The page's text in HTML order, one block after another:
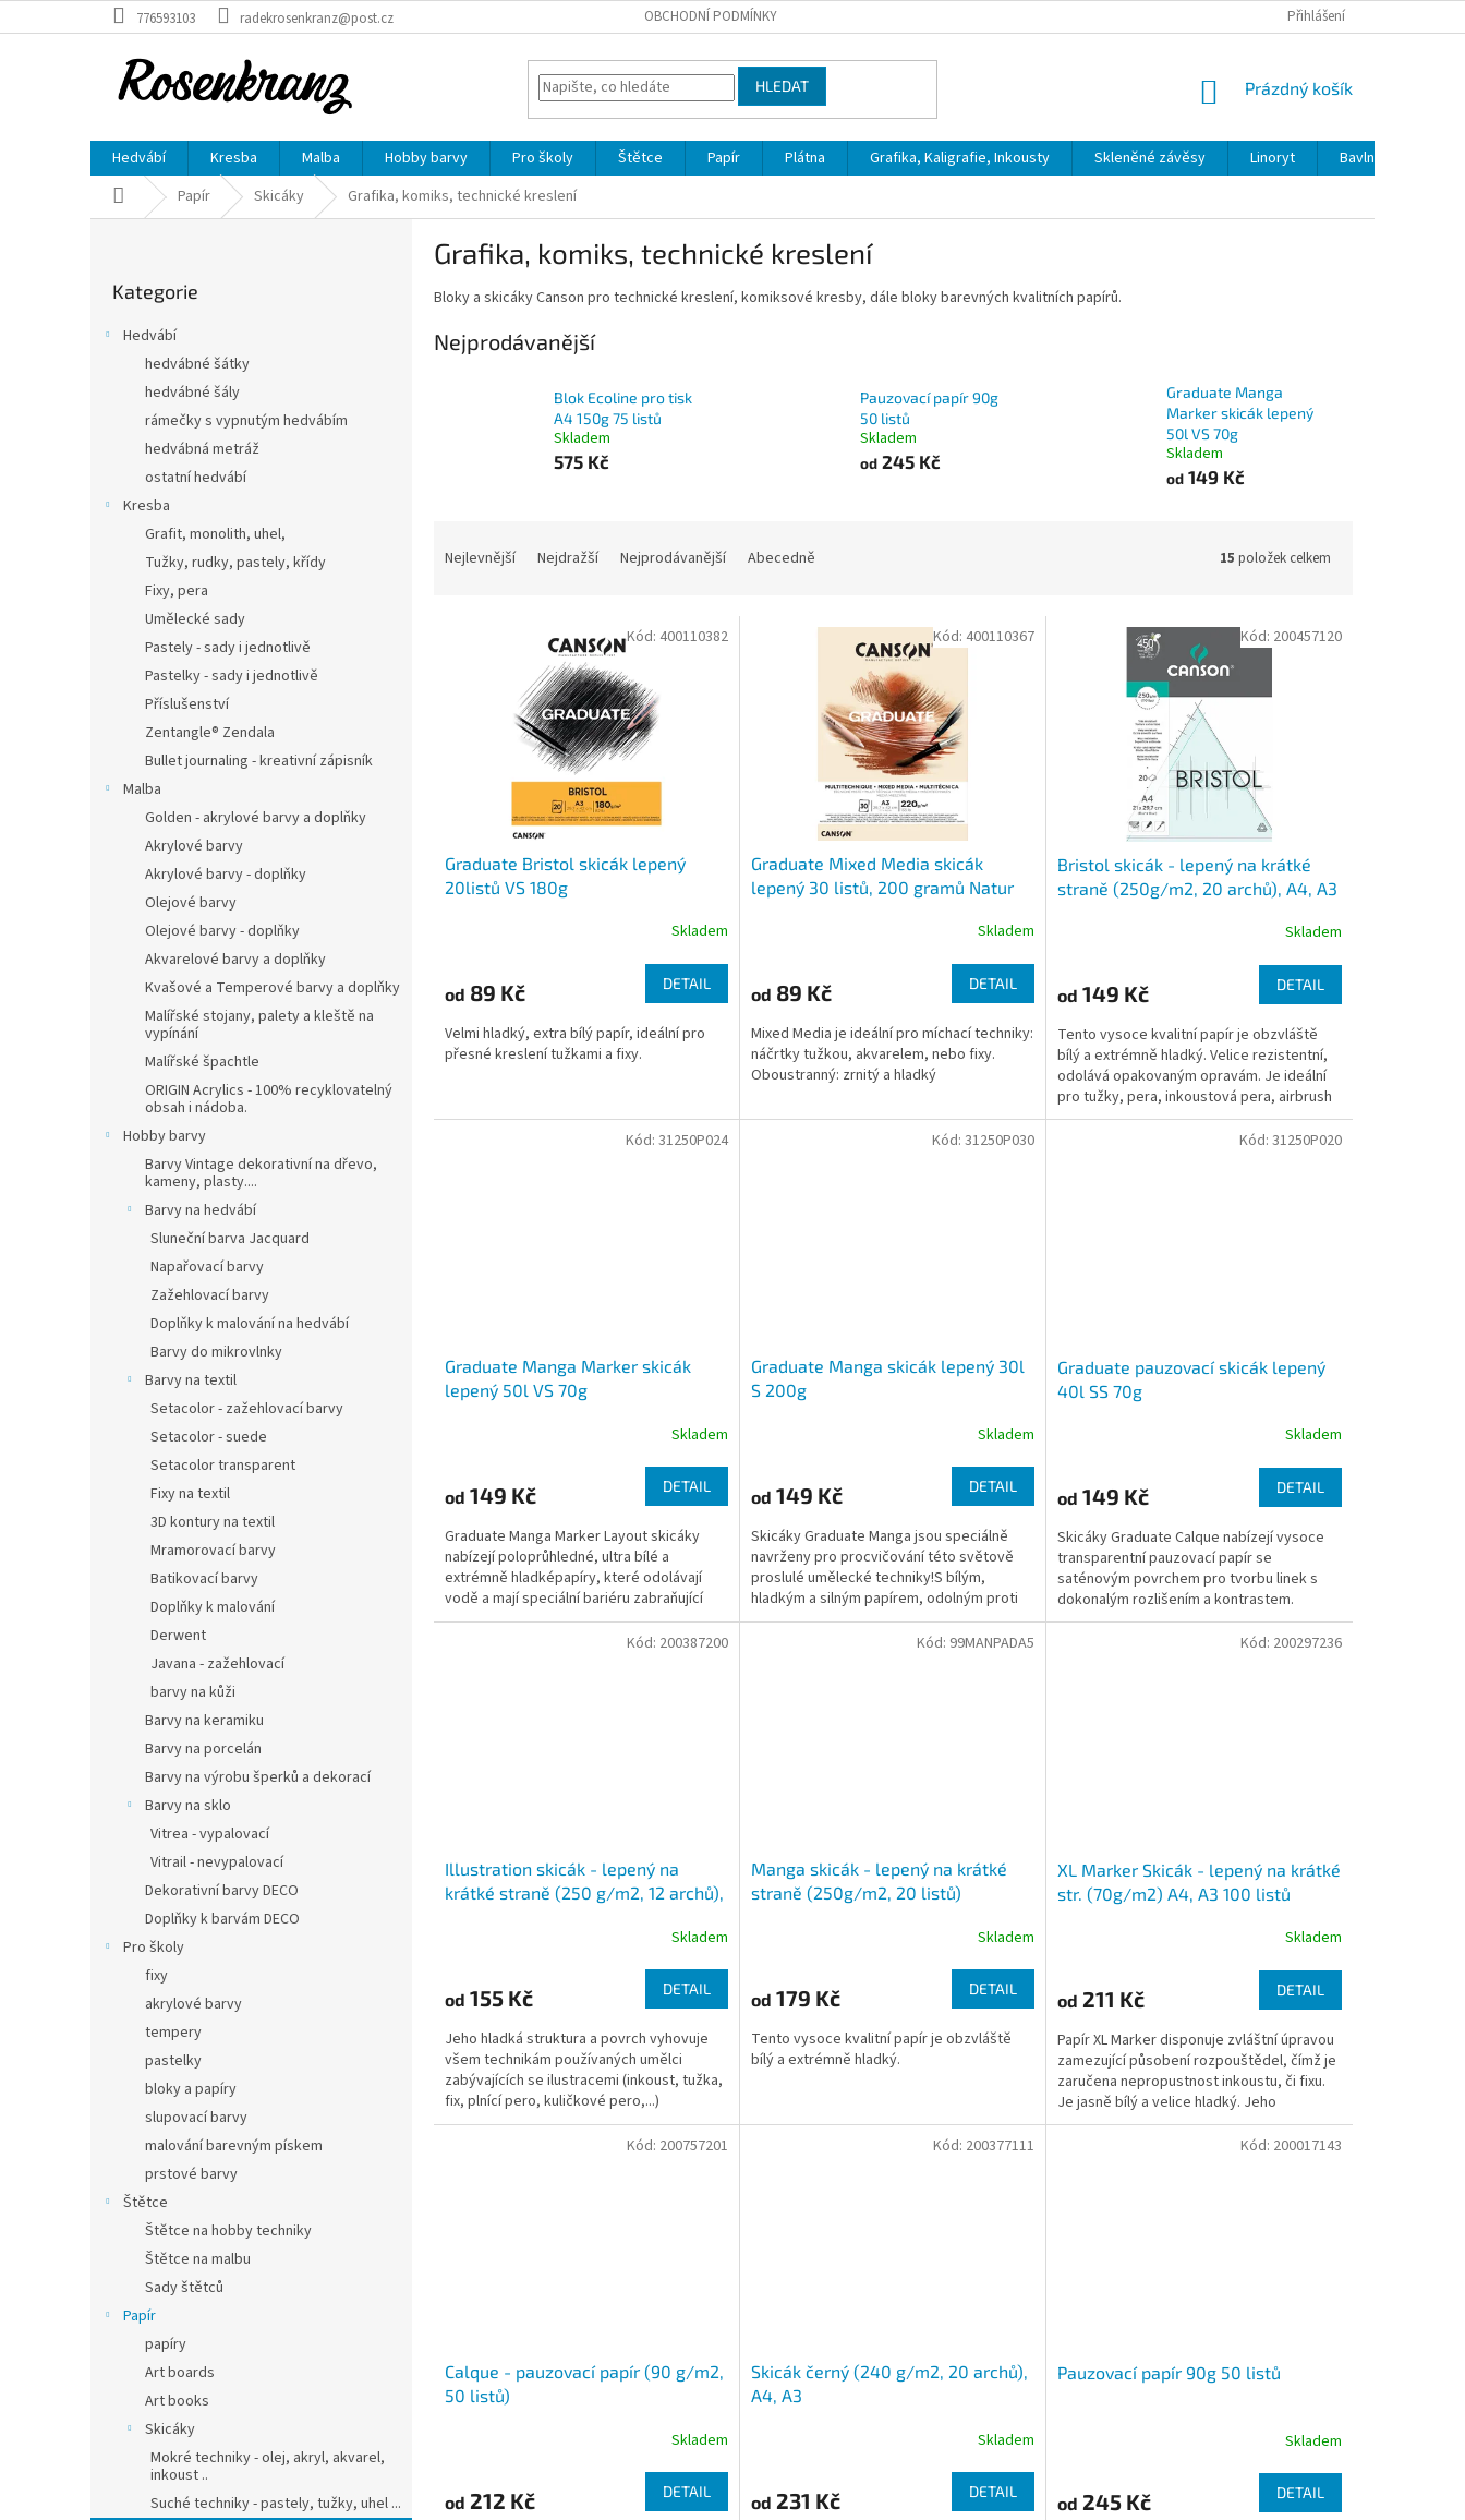
na
776593103 radekrosenkranz@post.cz OBCHODNÍ PODMÍNKY Přihlášení
HLEDAT
NÁKUPNÍ
Prázdný košík
Hedvábí Kresba Malba Hobby barvy Pro školy Štětce Papír Plátna Grafika, Kaligrafie, Inkousty Skleněné závěsy Linoryt Bavlna
Domů Papír Skicáky Grafika, komiks, technické kreslení
kategorie
Kategorie
Hedvábí
hedvábné šátky
hedvábné šály
rámečky s vypnutým hedvábím
hedvábná metráž
ostatní hedvábí
Kresba
Grafit, monolith, uhel,
Tužky, rudky, pastely, křídy
Fixy, pera
Umělecké sady
Pastely - sady i jednotlivě
Pastelky - sady i jednotlivě
Příslušenství
Zentangle® Zendala
Bullet journaling - kreativní zápisník
Malba
Golden - akrylové barvy a doplňky
Akrylové barvy
Akrylové barvy - doplňky
Olejové barvy
Olejové barvy - doplňky
Akvarelové barvy a doplňky
Kvašové a Temperové barvy a doplňky
Malířské stojany, palety a kleště na
vypínání
Malířské špachtle
ORIGIN Acrylics - 100% recyklovatelný
obsah i nádoba.
Hobby barvy
Barvy Vintage dekorativní na dřevo,
kameny, plasty....
Barvy na hedvábí
Sluneční barva Jacquard
Napařovací barvy
Zažehlovací barvy
Doplňky k malování na hedvábí
Barvy do mikrovlnky
Barvy na textil
Setacolor - zažehlovací barvy
Setacolor - suede
Setacolor transparent
Fixy na textil
3D kontury na textil
Mramorovací barvy
Batikovací barvy
Doplňky k malování
Derwent
Javana - zažehlovací
barvy na kůži
Barvy na keramiku
Barvy na porcelán
Barvy na výrobu šperků a dekorací
Barvy na sklo
Vitrea - vypalovací
Vitrail - nevypalovací
Dekorativní barvy DECO
Doplňky k barvám DECO
Pro školy
fixy
akrylové barvy
tempery
pastelky
bloky a papíry
slupovací barvy
malování barevným pískem
prstové barvy
Štětce
Štětce na hobby techniky
Štětce na malbu
Sady štětců
Papír
papíry
Art boards
Art books
Skicáky
Mokré techniky - olej, akryl, akvarel,
inkoust ..
Suché techniky - pastely, tužky, uhel ...
Grafika, komiks, technické kreslení
Bloky a skicáky Canson pro technické kreslení, komiksové kresby, dále bloky barevných kvalitních papírů.
Nejprodávanější
Blok Ecoline pro tisk
A4 150g 75 listů
Skladem
575 Kč
Pauzovací papír 90g
50 listů
Skladem
od245 Kč
Graduate Manga
Marker skicák lepený
50l VS 70g
Skladem
od149 Kč
Nejlevnější Nejdražší Nejprodávanější Abecedně 15 položek celkem
Graduate Bristol skicák lepený
20listů VS 180g
Skladem
od 89 Kč DETAIL
Velmi hladký, extra bílý papír, ideální pro
přesné kreslení tužkami a fixy.
Kód: 400110382
Graduate Mixed Media skicák
lepený 30 listů, 200 gramů Natur
Skladem
od 89 Kč DETAIL
Mixed Media je ideální pro míchací techniky:
náčrtky tužkou, akvarelem, nebo fixy.
Oboustranný: zrnitý a hladký
Kód: 400110367
Bristol skicák - lepený na krátké
straně (250g/m2, 20 archů), A4, A3
Skladem
od 149 Kč DETAIL
Tento vysoce kvalitní papír je obzvláště
bílý a extrémně hladký. Velice rezistentní,
odolává opakovaným opravám. Je ideální
pro tužky, pera, inkoustová pera, airbrush
nebo...
Kód: 200457120
Graduate Manga Marker skicák
lepený 50l VS 70g
Skladem
od 149 Kč DETAIL
Graduate Manga Marker Layout skicáky
nabízejí poloprůhledné, ultra bílé a
extrémně hladképapíry, které odolávají
vodě a mají speciální bariéru zabraňující
pronikání inkoustu,...
Kód: 31250P024
Graduate Manga skicák lepený 30l
S 200g
Skladem
od 149 Kč DETAIL
Skicáky Graduate Manga jsou speciálně
navrženy pro procvičování této světově
proslulé umělecké techniky!S bílým,
hladkým a silným papírem, odolným proti
oděru a poškrábání, jsou...
Kód: 31250P030
Graduate pauzovací skicák lepený
40l SS 70g
Skladem
od 149 Kč DETAIL
Skicáky Graduate Calque nabízejí vysoce
transparentní pauzovací papír se
saténovým povrchem pro tvorbu linek s
dokonalým rozlišením a kontrastem.
Kód: 31250P020
Illustration skicák - lepený na
krátké straně (250 g/m2, 12 archů),
Skladem
od 155 Kč DETAIL
Jeho hladká struktura a povrch vyhovuje
všem technikám používaných umělci
zabývajících se ilustracemi (inkoust, tužka,
fix, plnící pero, kuličkové pero,...)
Kód: 200387200
Manga skicák - lepený na krátké
straně (250g/m2, 20 listů)
Skladem
od 179 Kč DETAIL
Tento vysoce kvalitní papír je obzvláště
bílý a extrémně hladký.
Kód: 99MANPADA5
XL Marker Skicák - lepený na krátké
str. (70g/m2) A4, A3 100 listů
Skladem
od 211 Kč DETAIL
Papír XL Marker disponuje zvláštní úpravou
zamezující působení rozpouštědel, čímž je
zaručena nepropustnost inkoustu, či fixu.
Je jasně bílý a velice hladký. Jeho
povrchová...
Kód: 200297236
Calque - pauzovací papír (90 g/m2,
50 listů)
Skladem
od 212 Kč DETAIL
Kód: 200757201
Skicák černý (240 g/m2, 20 archů),
A4, A3
Skladem
od 231 Kč DETAIL
Kód: 200377111
Pauzovací papír 90g 50 listů
Skladem
od 245 Kč DETAIL
Kód: 200017143